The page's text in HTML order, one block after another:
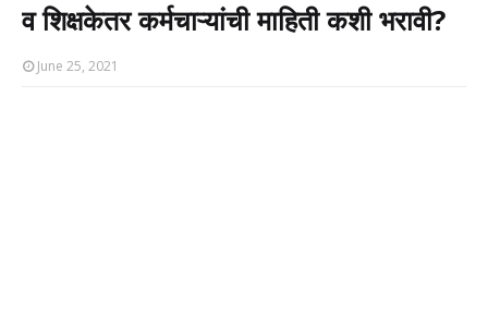
व शिक्षकेतर कर्मचाऱ्यांची माहिती कशी भरावी?
June 25, 2021